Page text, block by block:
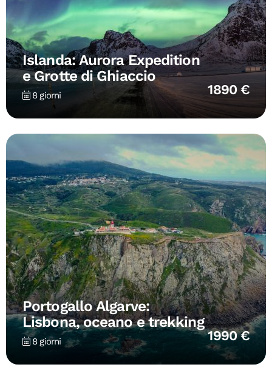
Islanda: Aurora Expedition
e Grotte di Ghiaccio
8 giorni 1890 €
Portogallo Algarve:
Lisbona, oceano e trekking
8 giorni 1990 €